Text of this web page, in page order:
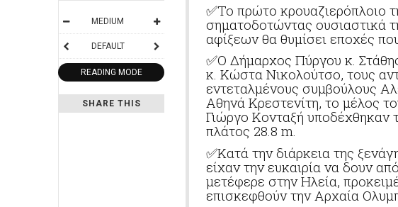
MEDIUM
DEFAULT
READING MODE
SHARE THIS
✅Το πρώτο κρουαζιερόπλοιο
σηματοδοτώντας ουσιαστικά
αφίξεων θα θυμίσει εποχές
✅Ο Δήμαρχος Πύργου κ.
κ. Κώστα Νικολούτσο, τους
εντεταλμένους συμβούλους
Αθηνά Κρεστενίτη, το μέλος
Γιώργο Κονταξή υποδέχθηκαν
πλάτος 28.8 m.
✅Κατά την διάρκεια της
είχαν την ευκαιρία να δουν
μετέφερε στην Ηλεία,
επισκεφθούν την Αρχαία